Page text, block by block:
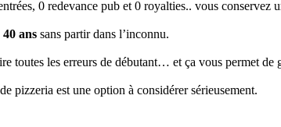
0 redevance pub et 0 royalties.. vous conservez
ans sans partir dans l’inconnu.
les erreurs de débutant… et ça vous permet de
de pizzeria est une option à considérer sérieusement.